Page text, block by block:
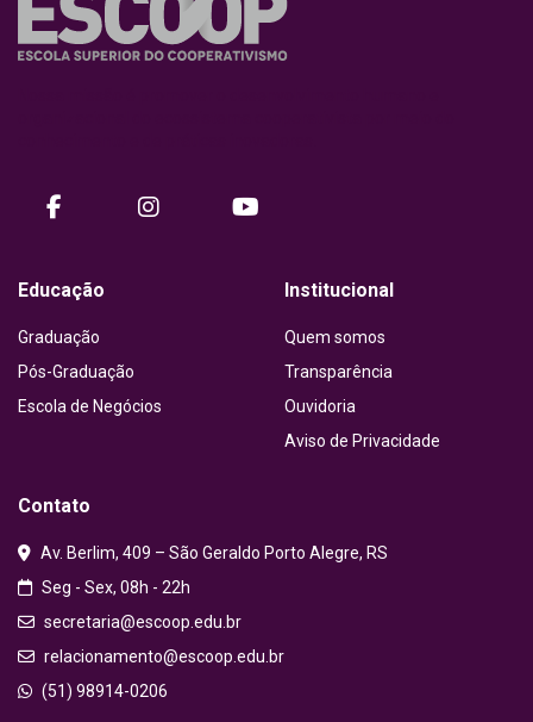
facebookinstagram
Educação
Graduação
Pós-Graduação
Escola de Negócios
Institucional
Quem somos
Transparência
Ouvidoria
Aviso de Privacidade
Contato
Av. Berlim, 409 – São Geraldo Porto Alegre, RS
Seg - Sex, 08h - 22h
secretaria@escoop.edu.br
relacionamento@escoop.edu.br
(51) 98914-0206